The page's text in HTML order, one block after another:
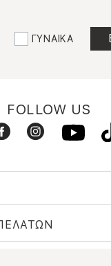
ΓΥΝΑΙΚΑ
FOLLOW US